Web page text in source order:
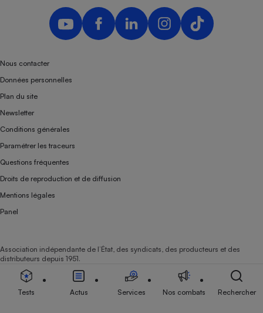
Nous contacter
Données personnelles
Plan du site
Newsletter
Conditions générales
Paramétrer les traceurs
Questions fréquentes
Droits de reproduction et de diffusion
Mentions légales
Panel
Association indépendante de l’État, des syndicats, des producteurs et des
distributeurs depuis 1951.
Tests Actus Services Nos combats Rechercher